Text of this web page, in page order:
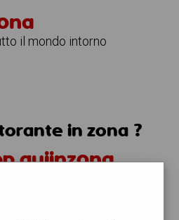
il mondo intorno
in zona ?
quiinzona